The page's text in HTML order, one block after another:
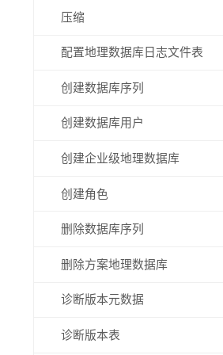
压缩
配置地理数据库日志文件表
创建数据库序列
创建数据库用户
创建企业级地理数据库
创建角色
删除数据库序列
删除方案地理数据库
诊断版本元数据
诊断版本表